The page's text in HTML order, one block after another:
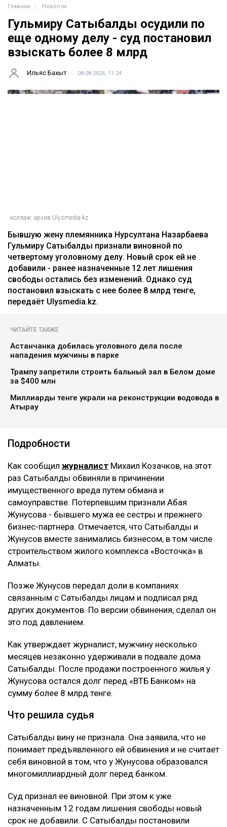
Главная Новости
Гульмиру Сатыбалды осудили по
еще одному делу - суд постановил
взыскать более 8 млрд
Ильяс Бахыт 08.08.2026, 11:24
коллаж: архив Ulysmedia.kz
Бывшую жену племянника Нурсултана Назарбаева
Гульмиру Сатыбалды признали виновной по
четвертому уголовному делу. Новый срок ей не
добавили - ранее назначенные 12 лет лишения
свободы остались без изменений. Однако суд
постановил взыскать с нее более 8 млрд тенге,
передаёт Ulysmedia.kz.
ЧИТАЙТЕ ТАКЖЕ
Астанчанка добилась уголовного дела после
нападения мужчины в парке
Трампу запретили строить бальный зал в Белом доме
за $400 млн
Миллиарды тенге украли на реконструкции водовода в
Атырау
Подробности
Как сообщил журналист Михаил Козачков, на этот
раз Сатыбалды обвиняли в причинении
имущественного вреда путем обмана и
самоуправстве. Потерпевшим признали Абая
Жунусова - бывшего мужа ее сестры и прежнего
бизнес-партнера. Отмечается, что Сатыбалды и
Жунусов вместе занимались бизнесом, в том числе
строительством жилого комплекса «Восточка» в
Алматы.
Позже Жунусов передал доли в компаниях
связанным с Сатыбалды лицам и подписал ряд
других документов. По версии обвинения, сделал он
это под давлением.
Как утверждает журналист, мужчину несколько
месяцев незаконно удерживали в подвале дома
Сатыбалды. После продажи построенного жилья у
Жунусова остался долг перед «ВТБ Банком» на
сумму более 8 млрд тенге.
Что решила судья
Сатыбалды вину не признала. Она заявила, что не
понимает предъявленного ей обвинения и не считает
себя виновной в том, что у Жунусова образовался
многомиллиардный долг перед банком.
Суд признал ее виновной. При этом к уже
назначенным 12 годам лишения свободы новый
срок не добавили. С Сатыбалды постановили